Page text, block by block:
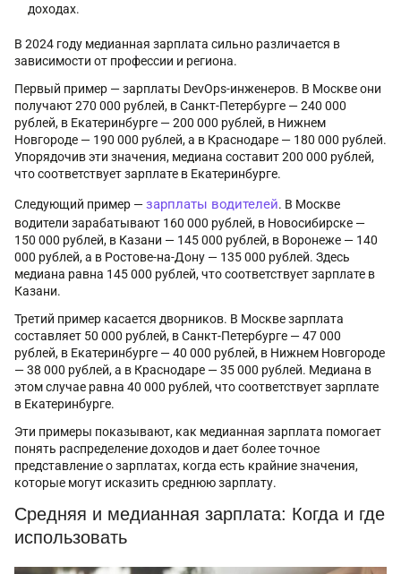
доходах.
В 2024 году медианная зарплата сильно различается в
зависимости от профессии и региона.
Первый пример — зарплаты DevOps-инженеров. В Москве они
получают 270 000 рублей, в Санкт-Петербурге — 240 000
рублей, в Екатеринбурге — 200 000 рублей, в Нижнем
Новгороде — 190 000 рублей, а в Краснодаре — 180 000 рублей.
Упорядочив эти значения, медиана составит 200 000 рублей,
что соответствует зарплате в Екатеринбурге.
Следующий пример —зарплаты водителей. В Москве
водители зарабатывают 160 000 рублей, в Новосибирске —
150 000 рублей, в Казани — 145 000 рублей, в Воронеже — 140
000 рублей, а в Ростове-на-Дону — 135 000 рублей. Здесь
медиана равна 145 000 рублей, что соответствует зарплате в
Казани.
Третий пример касается дворников. В Москве зарплата
составляет 50 000 рублей, в Санкт-Петербурге — 47 000
рублей, в Екатеринбурге — 40 000 рублей, в Нижнем Новгороде
— 38 000 рублей, а в Краснодаре — 35 000 рублей. Медиана в
этом случае равна 40 000 рублей, что соответствует зарплате
в Екатеринбурге.
Эти примеры показывают, как медианная зарплата помогает
понять распределение доходов и дает более точное
представление о зарплатах, когда есть крайние значения,
которые могут исказить среднюю зарплату.
Средняя и медианная зарплата: Когда и где
использовать